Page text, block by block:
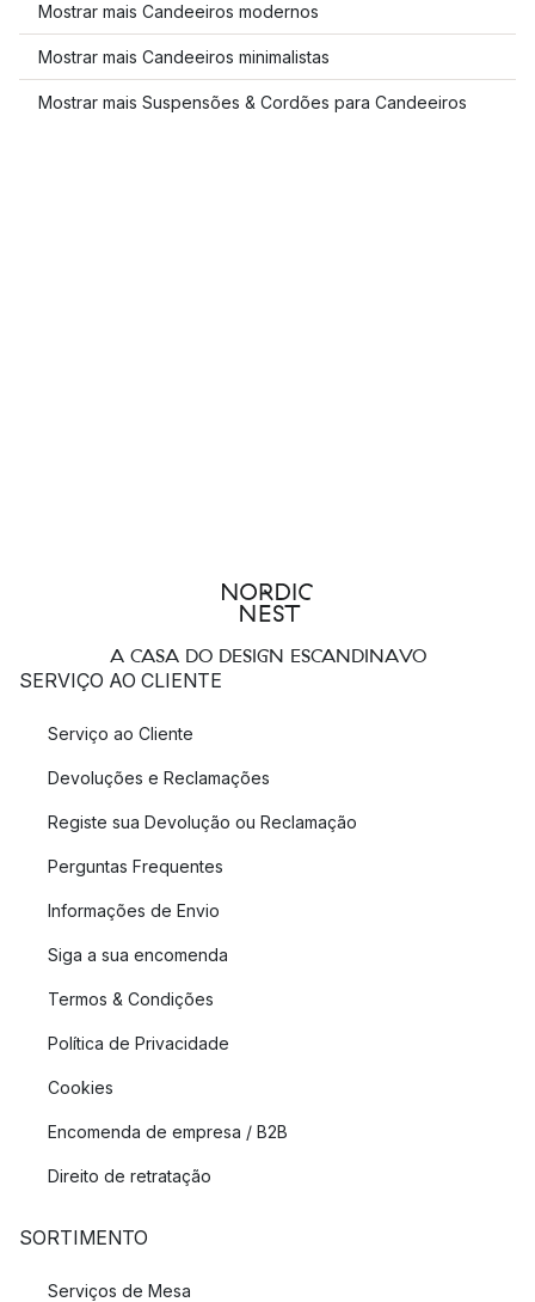
Mostrar mais Candeeiros modernos
Mostrar mais Candeeiros minimalistas
Mostrar mais Suspensões & Cordões para Candeeiros
A CASA DO DESIGN ESCANDINAVO
SERVIÇO AO CLIENTE
Serviço ao Cliente
Devoluções e Reclamações
Registe sua Devolução ou Reclamação
Perguntas Frequentes
Informações de Envio
Siga a sua encomenda
Termos & Condições
Política de Privacidade
Cookies
Encomenda de empresa / B2B
Direito de retratação
SORTIMENTO
Serviços de Mesa